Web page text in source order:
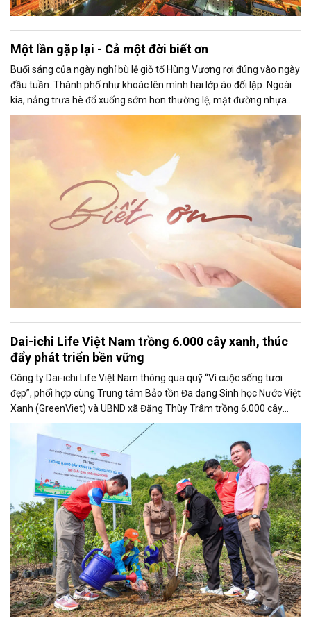
Một lần gặp lại - Cả một đời biết ơn
Buổi sáng của ngày nghỉ bù lễ giỗ tổ Hùng Vương rơi đúng vào ngày
đầu tuần. Thành phố như khoác lên mình hai lớp áo đối lập. Ngoài
kia, nắng trưa hè đổ xuống sớm hơn thường lệ, mặt đường nhựa
như tan ra dưới bánh xe, từng luồng khí nóng hắt lên bỏng rát.
Dòng người thưa thớt hơn ngày thường, nhưng ai cũng vội vã, như
muốn chạy trốn cái nắng gắt đang bủa vây. Những hàng cây đứng
im, lá không buồn lay động, chỉ có ánh sáng chói chang phủ lên mọi
thứ một màu vàng khắc nghiệt.
Dai-ichi Life Việt Nam trồng 6.000 cây xanh, thúc
đẩy phát triển bền vững
Công ty Dai-ichi Life Việt Nam thông qua quỹ “Vì cuộc sống tươi
đẹp”, phối hợp cùng Trung tâm Bảo tồn Đa dạng Sinh học Nước Việt
Xanh (GreenViet) và UBND xã Đặng Thùy Trâm trồng 6.000 cây
xanh tại Thảo nguyên Bùi Hui, tỉnh Quảng Ngãi. Hoạt động thuộc dự
án “Xanh mãi xanh”, nằm trong chuỗi chương trình “Kết nối triệu
yêu thương - Hạnh phúc cho trái đất” năm 2026.